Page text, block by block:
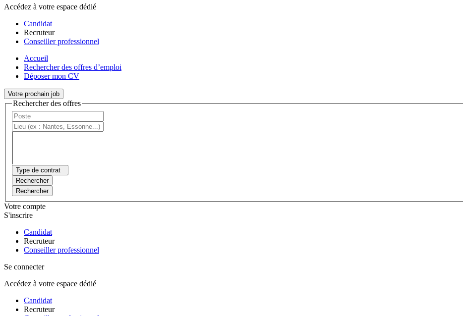
Accédez à votre espace dédié
Candidat
Recruteur
Conseiller professionnel
Accueil
Rechercher des offres d’emploi
Déposer mon CV
Votre prochain job
Rechercher des offres
Type de contrat
Rechercher
Rechercher
Votre compte
S'inscrire
Candidat
Recruteur
Conseiller professionnel
Se connecter
Accédez à votre espace dédié
Candidat
Recruteur